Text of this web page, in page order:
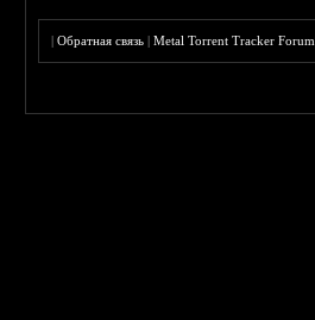
|Обратная связь |Metal Torrent Tracker Forum